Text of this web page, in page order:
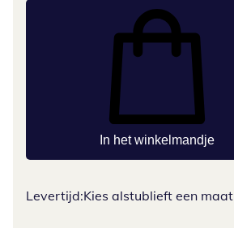
In het winkelmandje
Levertijd:Kies alstublieft een maat